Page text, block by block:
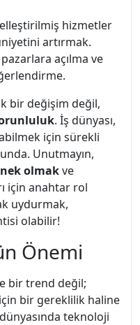
hizmetler
artırmak.
açılma ve
bir değişim değil,
. İş dünyası,
için sürekli
Unutmayın,
olmakve
için anahtar rol
uydurmak,
olabilir!
Önemi
bir trend değil;
bir gereklilik haline
teknoloji